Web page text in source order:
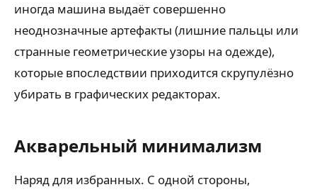
иногда машина выдаёт совершенно
неоднозначные артефакты (лишние пальцы или
странные геометрические узоры на одежде),
которые впоследствии приходится скрупулёзно
убирать в графических редакторах.
Акварельный минимализм
Наряд для избранных. С одной стороны,